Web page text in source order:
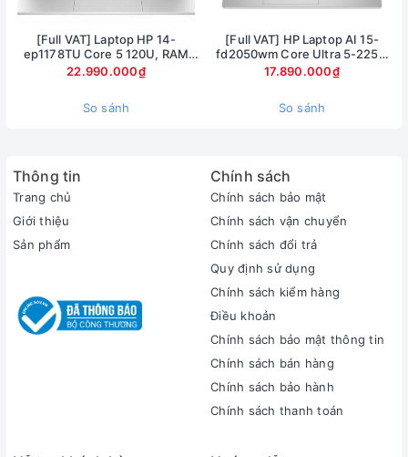
Cổng kết nối đa dạng, trang bị đầy đủ cổng kết nối cần thiết
để giúp bạn dễ dàng giao tiếp với các thiết bị ngoại vi
[Full VAT] Laptop HP 14-
ep1178TU Core 5 120U, RAM
16GB, SSD 1TB, 14 inch FHD,
Windows 11
22.990.000₫
So sánh
[Full VAT] HP Laptop AI 15-
fd2050wm Core Ultra 5-225U
Ram 8GB SSD 512GB Màn hình
15.6inch FullHD Touch
17.890.000₫
So sánh
Thông tin
Trang chủ
Giới thiệu
Sản phẩm
Chính sách
Chính sách bảo mật
Chính sách vận chuyển
Chính sách đổi trả
Quy định sử dụng
Chính sách kiểm hàng
Điều khoản
Chính sách bảo mật thông tin
Chính sách bán hàng
Chính sách bảo hành
Chính sách thanh toán